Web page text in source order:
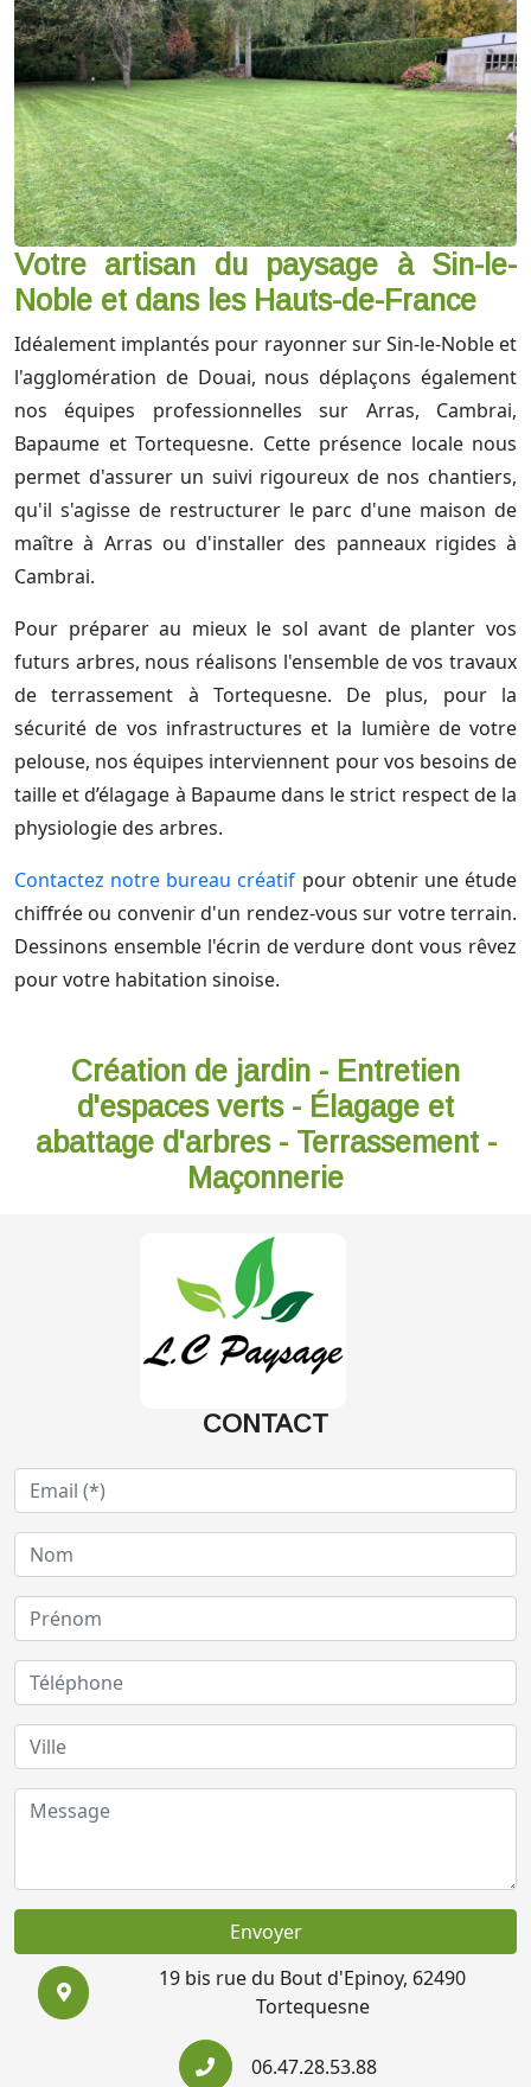
Votre artisan du paysage à Sin-le-
Noble et dans les Hauts-de-France
Idéalement implantés pour rayonner sur Sin-le-Noble et
l'agglomération de Douai, nous déplaçons également
nos équipes professionnelles sur Arras, Cambrai,
Bapaume et Tortequesne. Cette présence locale nous
permet d'assurer un suivi rigoureux de nos chantiers,
qu'il s'agisse de restructurer le parc d'une maison de
maître à Arras ou d'installer des panneaux rigides à
Cambrai.
Pour préparer au mieux le sol avant de planter vos
futurs arbres, nous réalisons l'ensemble de vos travaux
de terrassement à Tortequesne. De plus, pour la
sécurité de vos infrastructures et la lumière de votre
pelouse, nos équipes interviennent pour vos besoins de
taille et d’élagage à Bapaume dans le strict respect de la
physiologie des arbres.
Contactez notre bureau créatif pour obtenir une étude
chiffrée ou convenir d'un rendez-vous sur votre terrain.
Dessinons ensemble l'écrin de verdure dont vous rêvez
pour votre habitation sinoise.
Création de jardin - Entretien
d'espaces verts - Élagage et
abattage d'arbres - Terrassement -
Maçonnerie
CONTACT
Envoyer
19 bis rue du Bout d'Epinoy, 62490
Tortequesne
06.47.28.53.88